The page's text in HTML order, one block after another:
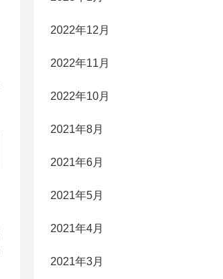
2022年12月
2022年11月
2022年10月
2021年8月
2021年6月
2021年5月
2021年4月
2021年3月